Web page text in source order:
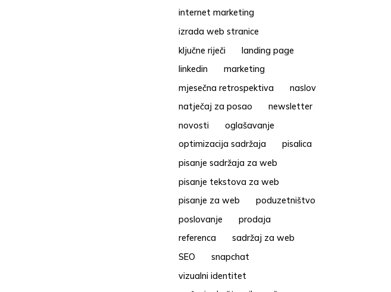
internet marketing
izrada web stranice
ključne riječi
landing page
linkedin
marketing
mjesečna retrospektiva
naslov
natječaj za posao
newsletter
novosti
oglašavanje
optimizacija sadržaja
pisalica
pisanje sadržaja za web
pisanje tekstova za web
pisanje za web
poduzetništvo
poslovanje
prodaja
referenca
sadržaj za web
SEO
snapchat
vizualni identitet